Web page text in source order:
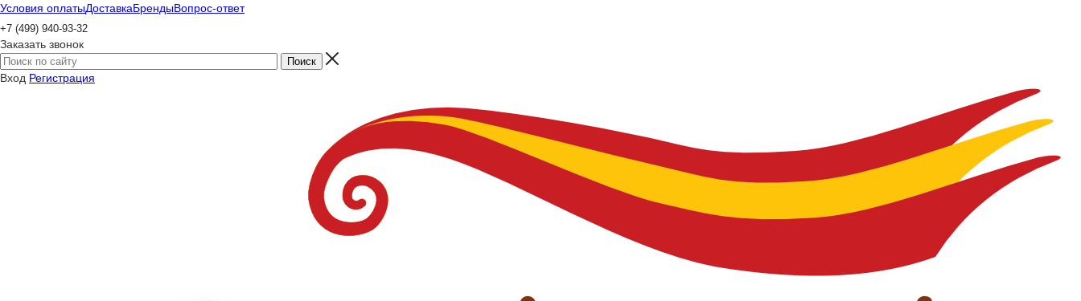
Условия оплатыДоставкаБрендыВопрос-ответ
+7 (499) 940-93-32
Заказать звонок
Вход Регистрация